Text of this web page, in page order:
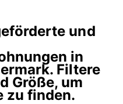
und
in
. Filtere
Größe, um
zu finden.